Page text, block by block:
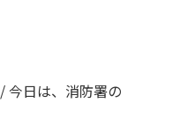
今日は、消防署の